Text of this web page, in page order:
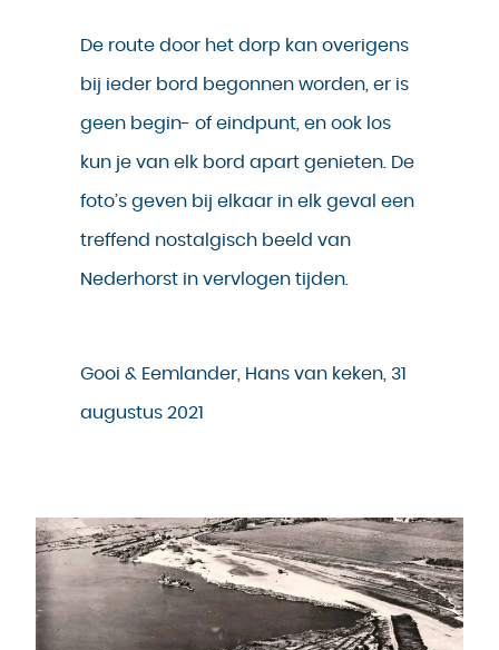
De route door het dorp kan overigens
bij ieder bord begonnen worden, er is
geen begin- of eindpunt, en ook los
kun je van elk bord apart genieten. De
foto’s geven bij elkaar in elk geval een
treffend nostalgisch beeld van
Nederhorst in vervlogen tijden.
Gooi & Eemlander, Hans van keken, 31
augustus 2021